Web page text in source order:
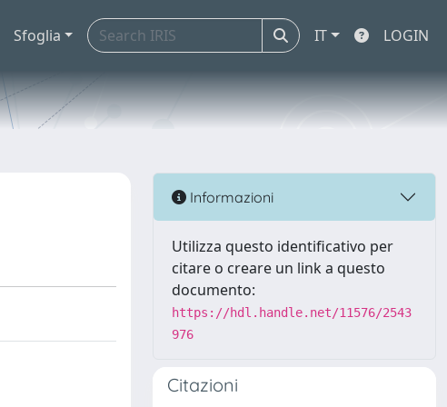
Sfoglia IT LOGIN
Informazioni
Utilizza questo identificativo per
citare o creare un link a questo
documento:
https://hdl.handle.net/11576/2543
976
Citazioni